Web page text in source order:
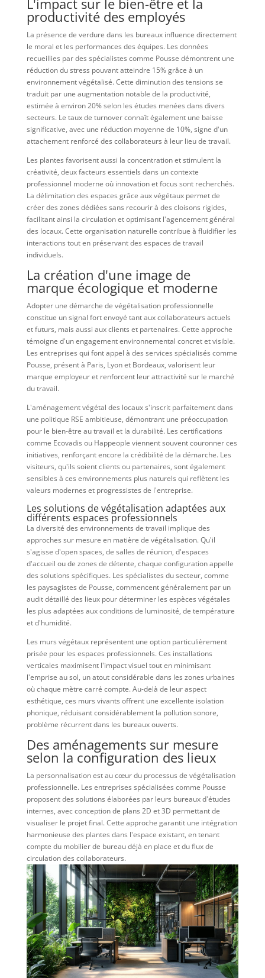
productivité des employés
La présence de verdure dans les bureaux influence directement
le moral et les performances des équipes. Les données
recueillies par des spécialistes comme Pousse démontrent une
réduction du stress pouvant atteindre 15% grâce à un
environnement végétalisé. Cette diminution des tensions se
traduit par une augmentation notable de la productivité,
estimée à environ 20% selon les études menées dans divers
secteurs. Le taux de turnover connaît également une baisse
significative, avec une réduction moyenne de 10%, signe d'un
attachement renforcé des collaborateurs à leur lieu de travail.
Les plantes favorisent aussi la concentration et stimulent la
créativité, deux facteurs essentiels dans un contexte
professionnel moderne où innovation et focus sont recherchés.
La délimitation des espaces grâce aux végétaux permet de
créer des zones dédiées sans recourir à des cloisons rigides,
facilitant ainsi la circulation et optimisant l'agencement général
des locaux. Cette organisation naturelle contribue à fluidifier les
interactions tout en préservant des espaces de travail
individuels.
La création d'une image de
marque écologique et moderne
Adopter une démarche de végétalisation professionnelle
constitue un signal fort envoyé tant aux collaborateurs actuels
et futurs, mais aussi aux clients et partenaires. Cette approche
témoigne d'un engagement environnemental concret et visible.
Les entreprises qui font appel à des services spécialisés comme
Pousse, présent à Paris, Lyon et Bordeaux, valorisent leur
marque employeur et renforcent leur attractivité sur le marché
du travail.
L'aménagement végétal des locaux s'inscrit parfaitement dans
une politique RSE ambitieuse, démontrant une préoccupation
pour le bien-être au travail et la durabilité. Les certifications
comme Ecovadis ou Happeople viennent souvent couronner ces
initiatives, renforçant encore la crédibilité de la démarche. Les
visiteurs, qu'ils soient clients ou partenaires, sont également
sensibles à ces environnements plus naturels qui reflètent les
valeurs modernes et progressistes de l'entreprise.
Les solutions de végétalisation adaptées aux
différents espaces professionnels
La diversité des environnements de travail implique des
approches sur mesure en matière de végétalisation. Qu'il
s'agisse d'open spaces, de salles de réunion, d'espaces
d'accueil ou de zones de détente, chaque configuration appelle
des solutions spécifiques. Les spécialistes du secteur, comme
les paysagistes de Pousse, commencent généralement par un
audit détaillé des lieux pour déterminer les espèces végétales
les plus adaptées aux conditions de luminosité, de température
et d'humidité.
Les murs végétaux représentent une option particulièrement
prisée pour les espaces professionnels. Ces installations
verticales maximisent l'impact visuel tout en minimisant
l'emprise au sol, un atout considérable dans les zones urbaines
où chaque mètre carré compte. Au-delà de leur aspect
esthétique, ces murs vivants offrent une excellente isolation
phonique, réduisant considérablement la pollution sonore,
problème récurrent dans les bureaux ouverts.
Des aménagements sur mesure
selon la configuration des lieux
La personnalisation est au cœur du processus de végétalisation
professionnelle. Les entreprises spécialisées comme Pousse
proposent des solutions élaborées par leurs bureaux d'études
internes, avec conception de plans 2D et 3D permettant de
visualiser le projet final. Cette approche garantit une intégration
harmonieuse des plantes dans l'espace existant, en tenant
compte du mobilier de bureau déjà en place et du flux de
circulation des collaborateurs.